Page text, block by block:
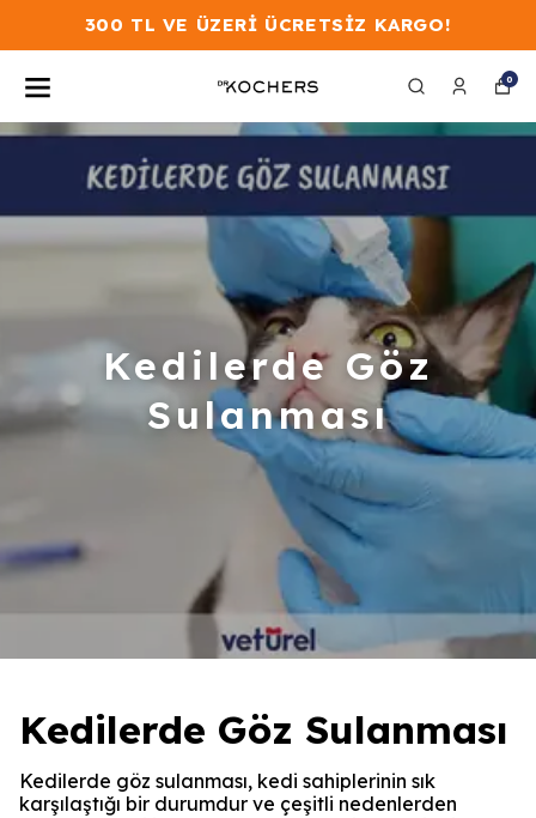
300 TL VE ÜZERİ ÜCRETSİZ KARGO!
0
Kedilerde Göz
Sulanması
Kedilerde Göz Sulanması
Kedilerde göz sulanması, kedi sahiplerinin sık
karşılaştığı bir durumdur ve çeşitli nedenlerden